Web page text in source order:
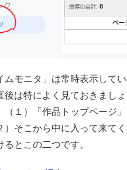
ムモニタ」は常時表示してい
後は特によく見ておきまし
（１）「作品トップページ」
そこから中に入って来てく
とこの二つです。